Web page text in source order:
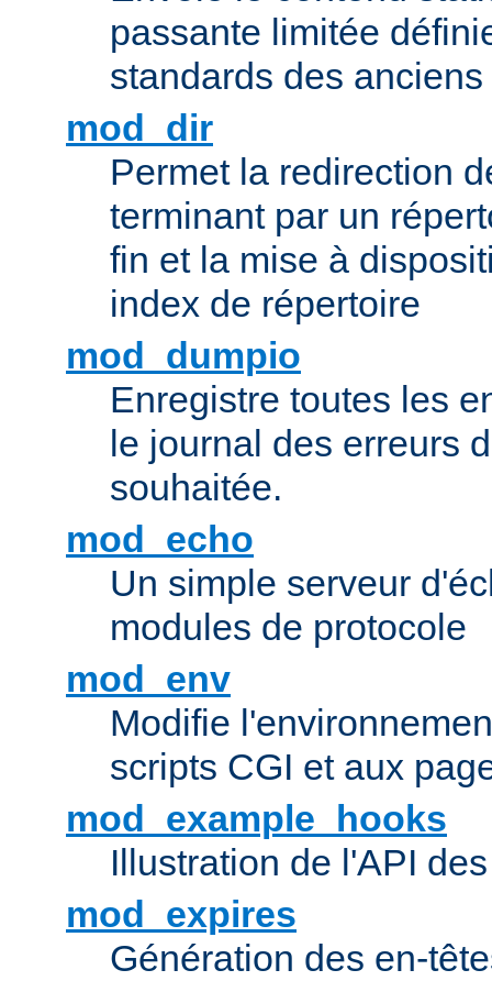
passante limitée
standards des
mod_dir
Permet la redirection
terminant par un
fin et la mise à
index de répertoire
mod_dumpio
Enregistre toutes les
le journal des erreurs
souhaitée.
mod_echo
Un simple serveur
modules de protocole
mod_env
Modifie
scripts CGI et aux
mod_example_hooks
Illustration de l'API
mod_expires
Génération des en-